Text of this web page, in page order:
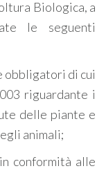
Biologica, a
le seguenti
di cui
riguardante i
delle piante e
animali;
conformità alle